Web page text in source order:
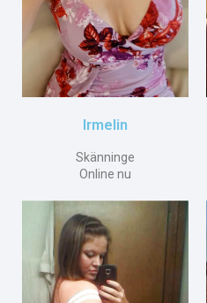
Irmelin
Skänninge
Online nu